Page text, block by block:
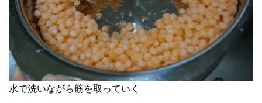
水で洗いながら筋を取っていく